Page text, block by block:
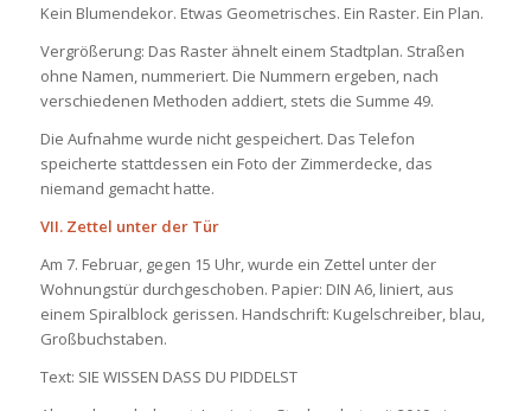
Kein Blumendekor. Etwas Geometrisches. Ein Raster. Ein Plan.
Vergrößerung: Das Raster ähnelt einem Stadtplan. Straßen
ohne Namen, nummeriert. Die Nummern ergeben, nach
verschiedenen Methoden addiert, stets die Summe 49.
Die Aufnahme wurde nicht gespeichert. Das Telefon
speicherte stattdessen ein Foto der Zimmerdecke, das
niemand gemacht hatte.
VII. Zettel unter der Tür
Am 7. Februar, gegen 15 Uhr, wurde ein Zettel unter der
Wohnungstür durchgeschoben. Papier: DIN A6, liniert, aus
einem Spiralblock gerissen. Handschrift: Kugelschreiber, blau,
Großbuchstaben.
Text: SIE WISSEN DASS DU PIDDELST